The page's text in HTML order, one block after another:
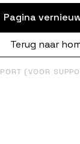
Pagina
Terug naar
(VOOR